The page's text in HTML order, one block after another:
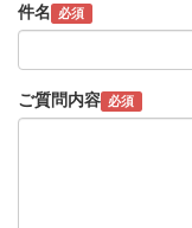
件名 必須
ご質問内容 必須